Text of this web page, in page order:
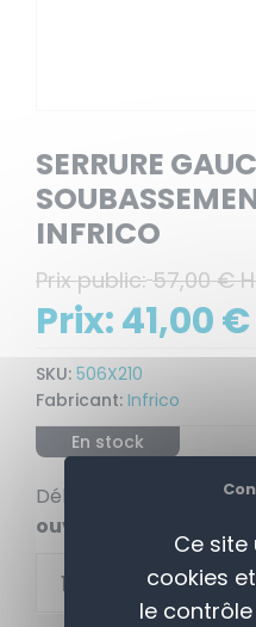
SERRURE
INFRICO
Prix public: 57,00 €
Prix:41,00 €
SKU: 506X210
Fabricant: Infrico
En stock
Délais de livraison:
ouvrés
Ce site
cookies
le